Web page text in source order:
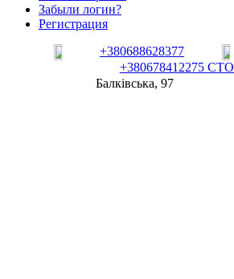
Забыли логин?
Регистрация
+380688628377
+380678412275 СТО
Балківська, 97